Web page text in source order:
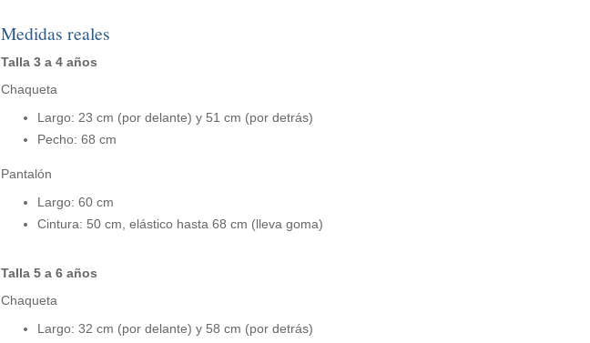
Medidas reales
Talla 3 a 4 años
Chaqueta
Largo: 23 cm (por delante) y 51 cm (por detrás)
Pecho: 68 cm
Pantalón
Largo: 60 cm
Cintura: 50 cm, elástico hasta 68 cm (lleva goma)
Talla 5 a 6 años
Chaqueta
Largo: 32 cm (por delante) y 58 cm (por detrás)